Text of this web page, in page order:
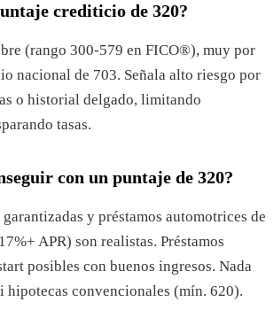
crediticio de 320?
(rango 300-579 en FICO®), muy por
nacional de 703. Señala alto riesgo por
o historial delgado, limitando
tasas.
con un puntaje de 320?
y préstamos automotrices de
APR) son realistas. Préstamos
posibles con buenos ingresos. Nada
hipotecas convencionales (mín. 620).